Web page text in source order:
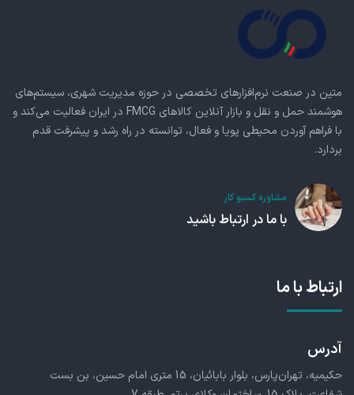
متین در صنعت نرم‌افزارهای تخصصی در حوزه مدیریت شهری، سیستم‌های
هوشمند حمل و نقل و بازار آنلاین کالاهای FMCG در ایران فعالیت می‌کند و
با فراهم آوردن محیطی پویا و فعال، توانسته در راه رشد و پیشرفت قدم
بردارد.
مشاوره کسبو کار
با ما در ارتباط باشید
ارتباط با ما
آدرس
حکیمیه، تهران‌پارس، بلوار بابائیان، 15 متری امام حسین، بن بست